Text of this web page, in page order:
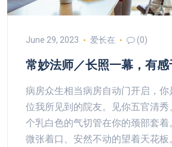
June 29, 2023 爱长在 (0)
常妙法师／长照一幕，有感
病房众生相当病房自动门开启，你
位我所见到的院友。见你五官清秀
个乳白色的气切管在你的颈部套着
微张着口、安然不动的望着天花板